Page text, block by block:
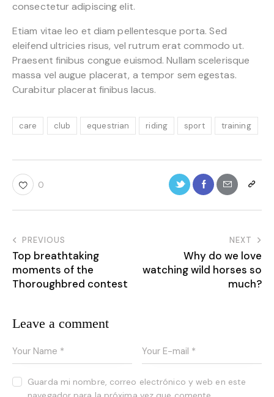
consectetur adipiscing elit.
Etiam vitae leo et diam pellentesque porta. Sed
eleifend ultricies risus, vel rutrum erat commodo ut.
Praesent finibus congue euismod. Nullam scelerisque
massa vel augue placerat, a tempor sem egestas.
Curabitur placerat finibus lacus.
care club equestrian riding sport training
0
PREVIOUS
Top breathtaking
moments of the
Thoroughbred contest
NEXT
Why do we love
watching wild horses so
much?
Leave a comment
Guarda mi nombre, correo electrónico y web en este